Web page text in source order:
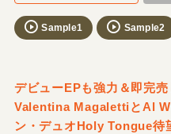
Sample1 Sample2
デビューEPも強力＆即完
Valentina MagalettiとAl
ン・デュオHoly Tongue待